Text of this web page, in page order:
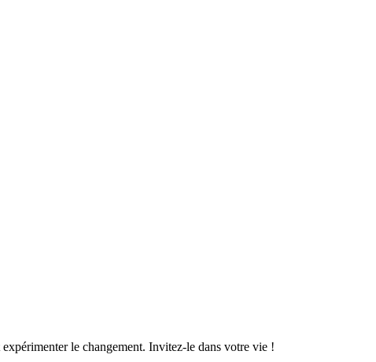
le changement. Invitez-le dans votre vie !